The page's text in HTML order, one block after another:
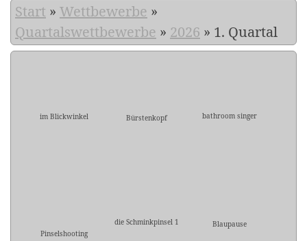
Start » Wettbewerbe »
Quartalswettbewerbe » 2026 » 1. Quartal
im Blickwinkel Bürstenkopf bathroom singer
Pinselshooting
die Schminkpinsel 1 Blaupause